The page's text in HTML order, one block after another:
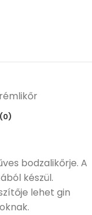
bodzalikőrje. A
készül.
lehet gin